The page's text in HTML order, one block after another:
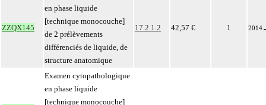
ZZQX145
en phase liquide
[technique monocouche]
de 2 prélèvements
différenciés de liquide, de
structure anatomique
17.2.1.2 42,57 € 1 2014
Examen cytopathologique
en phase liquide
[technique monocouche]